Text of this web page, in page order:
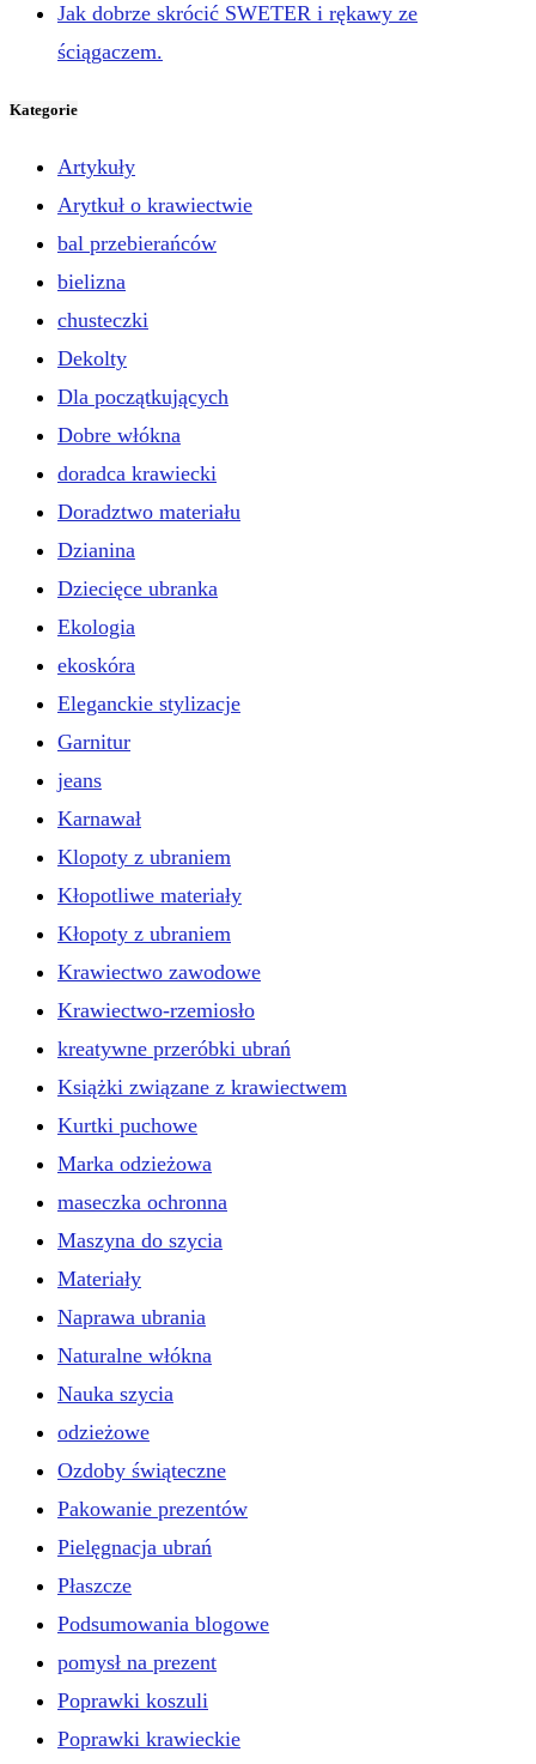
Jak dobrze skrócić SWETER i rękawy ze
ściągaczem.
Kategorie
Artykuły
Arytkuł o krawiectwie
bal przebierańców
bielizna
chusteczki
Dekolty
Dla początkujących
Dobre włókna
doradca krawiecki
Doradztwo materiału
Dzianina
Dziecięce ubranka
Ekologia
ekoskóra
Eleganckie stylizacje
Garnitur
jeans
Karnawał
Klopoty z ubraniem
Kłopotliwe materiały
Kłopoty z ubraniem
Krawiectwo zawodowe
Krawiectwo-rzemiosło
kreatywne przeróbki ubrań
Książki związane z krawiectwem
Kurtki puchowe
Marka odzieżowa
maseczka ochronna
Maszyna do szycia
Materiały
Naprawa ubrania
Naturalne włókna
Nauka szycia
odzieżowe
Ozdoby świąteczne
Pakowanie prezentów
Pielęgnacja ubrań
Płaszcze
Podsumowania blogowe
pomysł na prezent
Poprawki koszuli
Poprawki krawieckie